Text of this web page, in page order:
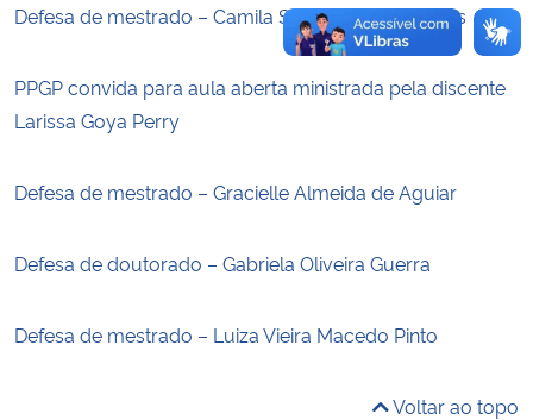
Defesa de mestrado – Camila Schmitt da Silva Pires
PPGP convida para aula aberta ministrada pela discente
Larissa Goya Perry
Defesa de mestrado – Gracielle Almeida de Aguiar
Defesa de doutorado – Gabriela Oliveira Guerra
Defesa de mestrado – Luiza Vieira Macedo Pinto
Voltar ao topo